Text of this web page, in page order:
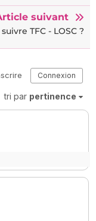
suivant
TFC - LOSC ?